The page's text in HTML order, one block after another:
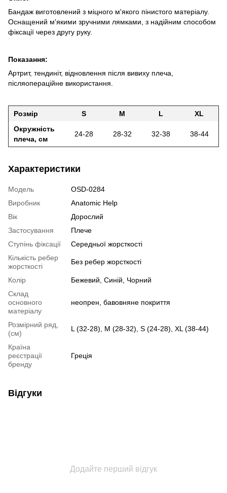
Бандаж виготовлений з міцного м'якого пінистого матеріалу.
Оснащений м'якими зручними лямками, з надійним способом
фіксації через другу руку.
Показання:
Артрит, тендиніт, відновлення після вивиху плеча,
післяопераційне використання.
Розмір S M L
XL
Окружність
плеча, см
24-28 28-32 32-38 38-44
Характеристики
Модель
OSD-0284
Виробник
Anatomic Help
Вік
Дорослий
Застосування
Плече
Ступінь фіксації
Середньої жорсткості
Кількість ребер
жорсткості
Без ребер жорсткості
Колір
Бежевий, Синій, Чорний
Склад
основного
матеріалу
неопрен, бавовняне покриття
Розмірний ряд,
(см)
L (32-28), M (28-32), S (24-28), XL (38-44)
Країна
реєстрації
бренду
Греція
Відгуки
Додайте перший відгук